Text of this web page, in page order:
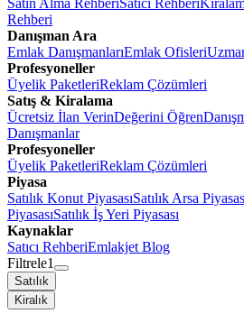
Satın Alma RehberiSatıcı Rehberi
Rehberi
Danışman Ara
Emlak DanışmanlarıEmlak Ofisleri
Profesyoneller
Üyelik PaketleriReklam Çözümleri
Satış & Kiralama
Ücretsiz İlan VerinDeğerini Öğren
Danışmanlar
Profesyoneller
Üyelik PaketleriReklam Çözümleri
Piyasa
Satılık Konut PiyasasıSatılık Arsa
PiyasasıSatılık İş Yeri Piyasası
Kaynaklar
Satıcı RehberiEmlakjet Blog
Filtrele1
Satılık
Kiralık